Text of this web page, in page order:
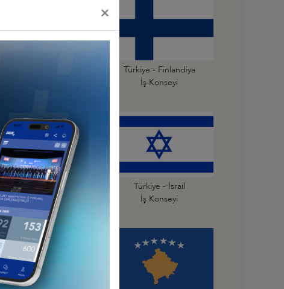
Türkiye - Finlandiya
İş Konseyi
Türkiye - İspanya
İş Konseyi
Türkiye - İsrail
İş Konseyi
×